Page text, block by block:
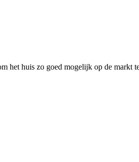
het huis zo goed mogelijk op de